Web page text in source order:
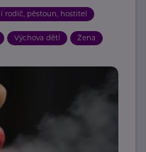
rodič, pěstoun, hostitel
Výchova dětí Žena